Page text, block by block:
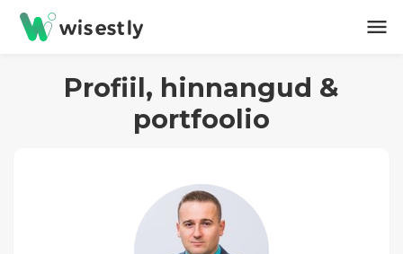
menu
Profiil, hinnangud &
portfoolio